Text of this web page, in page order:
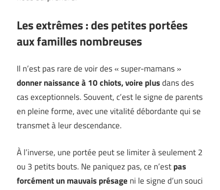
Les extrêmes : des petites portées
aux familles nombreuses
Il n’est pas rare de voir des « super-mamans »
donner naissance à 10 chiots, voire plusdans des
cas exceptionnels. Souvent, c’est le signe de parents
en pleine forme, avec une vitalité débordante qui se
transmet à leur descendance.
À l’inverse, une portée peut se limiter à seulement 2
ou 3 petits bouts. Ne paniquez pas, ce n’estpas
forcément un mauvais présage ni le signe d’un souci